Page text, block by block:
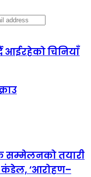
आईरहेको चिनियाँ
सम्मेलनको तयारी
‘आरोहण–